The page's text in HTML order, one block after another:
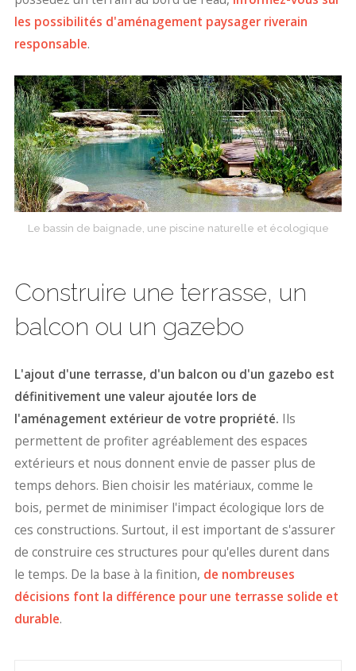
les possibilités d'aménagement paysager riverain
responsable.
Le bassin de baignade, une piscine naturelle et écologique
Construire une terrasse, un
balcon ou un gazebo
L'ajout d'une terrasse, d'un balcon ou d'un gazebo est
définitivement une valeur ajoutée lors de
l'aménagement extérieur de votre propriété. Ils
permettent de profiter agréablement des espaces
extérieurs et nous donnent envie de passer plus de
temps dehors. Bien choisir les matériaux, comme le
bois, permet de minimiser l'impact écologique lors de
ces constructions. Surtout, il est important de s'assurer
de construire ces structures pour qu'elles durent dans
le temps. De la base à la finition, de nombreuses
décisions font la différence pour une terrasse solide et
durable.